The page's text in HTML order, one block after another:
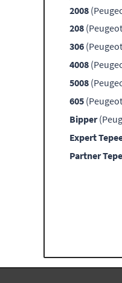
2008
208
306
4008
5008
605
Bipper
Expert
Partner